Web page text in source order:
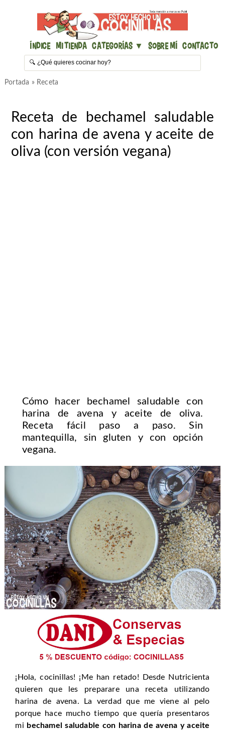
Índice Mi Tienda Categorías ▼ Sobre mí Contacto
Portada » Receta
Receta de bechamel saludable
con harina de avena y aceite de
oliva (con versión vegana)
Cómo hacer bechamel saludable con
harina de avena y aceite de oliva.
Receta fácil paso a paso. Sin
mantequilla, sin gluten y con opción
vegana.
¡Hola, cocinillas! ¡Me han retado! Desde Nutricienta
quieren que les preparare una receta utilizando
harina de avena. La verdad que me viene al pelo
porque hace mucho tiempo que quería presentaros
mi bechamel saludable con harina de avena y aceite